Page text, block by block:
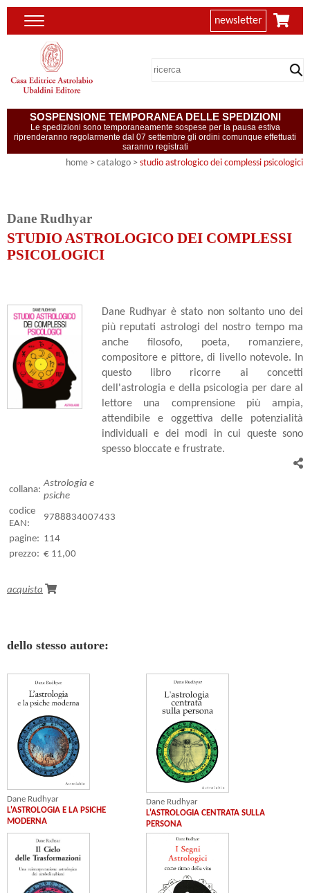
newsletter
SOSPENSIONE TEMPORANEA DELLE SPEDIZIONI
Le spedizioni sono temporaneamente sospese per la pausa estiva
riprenderanno regolarmente dal 07 settembre gli ordini comunque effettuati
saranno registrati
home > catalogo > studio astrologico dei complessi psicologici
Dane Rudhyar
STUDIO ASTROLOGICO DEI COMPLESSI
PSICOLOGICI
Dane Rudhyar è stato non soltanto uno dei
più reputati astrologi del nostro tempo ma
anche filosofo, poeta, romanziere,
compositore e pittore, di livello notevole. In
questo libro ricorre ai concetti
dell'astrologia e della psicologia per dare al
lettore una comprensione più ampia,
attendibile e oggettiva delle potenzialità
individuali e dei modi in cui queste sono
spesso bloccate e frustrate.
collana:
Astrologia e
psiche
codice
EAN:
9788834007433
pagine: 114
prezzo: € 11,00
acquista
dello stesso autore:
Dane Rudhyar
L'ASTROLOGIA E LA PSICHE
MODERNA
Dane Rudhyar
L'ASTROLOGIA CENTRATA SULLA
PERSONA